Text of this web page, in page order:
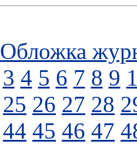
Обложка
3 4 5 6 7 8 9
25 26 27 28
44 45 46 47